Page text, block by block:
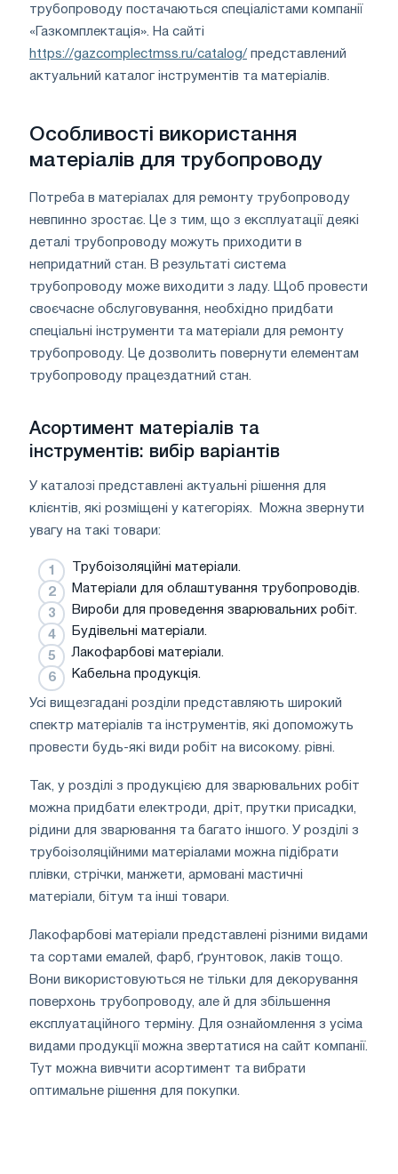
трубопроводу постачаються спеціалістами компанії
«Газкомплектація». На сайті
https://gazcomplectmss.ru/catalog/ представлений
актуальний каталог інструментів та матеріалів.
Особливості використання
матеріалів для трубопроводу
Потреба в матеріалах для ремонту трубопроводу
невпинно зростає. Це з тим, що з експлуатації деякі
деталі трубопроводу можуть приходити в
непридатний стан. В результаті система
трубопроводу може виходити з ладу. Щоб провести
своєчасне обслуговування, необхідно придбати
спеціальні інструменти та матеріали для ремонту
трубопроводу. Це дозволить повернути елементам
трубопроводу працездатний стан.
Асортимент матеріалів та
інструментів: вибір варіантів
У каталозі представлені актуальні рішення для
клієнтів, які розміщені у категоріях. Можна звернути
увагу на такі товари:
Трубоізоляційні матеріали.
Матеріали для облаштування трубопроводів.
Вироби для проведення зварювальних робіт.
Будівельні матеріали.
Лакофарбові матеріали.
Кабельна продукція.
Усі вищезгадані розділи представляють широкий
спектр матеріалів та інструментів, які допоможуть
провести будь-які види робіт на високому. рівні.
Так, у розділі з продукцією для зварювальних робіт
можна придбати електроди, дріт, прутки присадки,
рідини для зварювання та багато іншого. У розділі з
трубоізоляційними матеріалами можна підібрати
плівки, стрічки, манжети, армовані мастичні
матеріали, бітум та інші товари.
Лакофарбові матеріали представлені різними видами
та сортами емалей, фарб, ґрунтовок, лаків тощо.
Вони використовуються не тільки для декорування
поверхонь трубопроводу, але й для збільшення
експлуатаційного терміну. ​​Для ознайомлення з усіма
видами продукції можна звертатися на сайт компанії.
Тут можна вивчити асортимент та вибрати
оптимальне рішення для покупки.